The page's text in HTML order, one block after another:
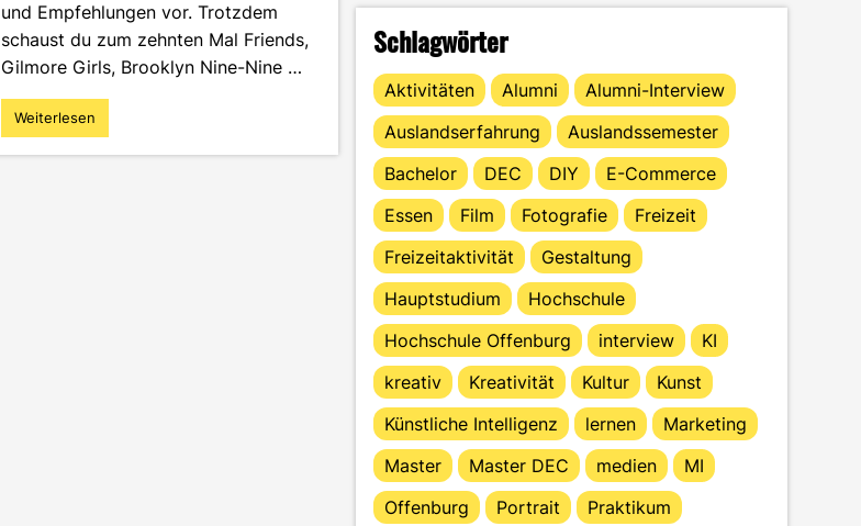
und Empfehlungen vor. Trotzdem
schaust du zum zehnten Mal Friends,
Gilmore Girls, Brooklyn Nine-Nine …
"The
Science
Weiterlesen
Schlagwörter
Aktivitäten Alumni
Alumni-Interview
Auslandserfahrung
Auslandssemester
Bachelor
DEC DIY
E-Commerce
Essen
Film Fotografie
Freizeit
Freizeitaktivität
Gestaltung
Hauptstudium
Hochschule
Hochschule Offenburg
interview
KI
kreativ
Kreativität Kultur
Kunst
Künstliche Intelligenz
lernen
Marketing
Master
Master DEC medien
MI
Offenburg
Portrait
Praktikum